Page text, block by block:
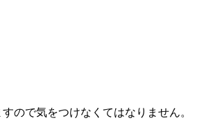
ので気をつけなくてはなりません。